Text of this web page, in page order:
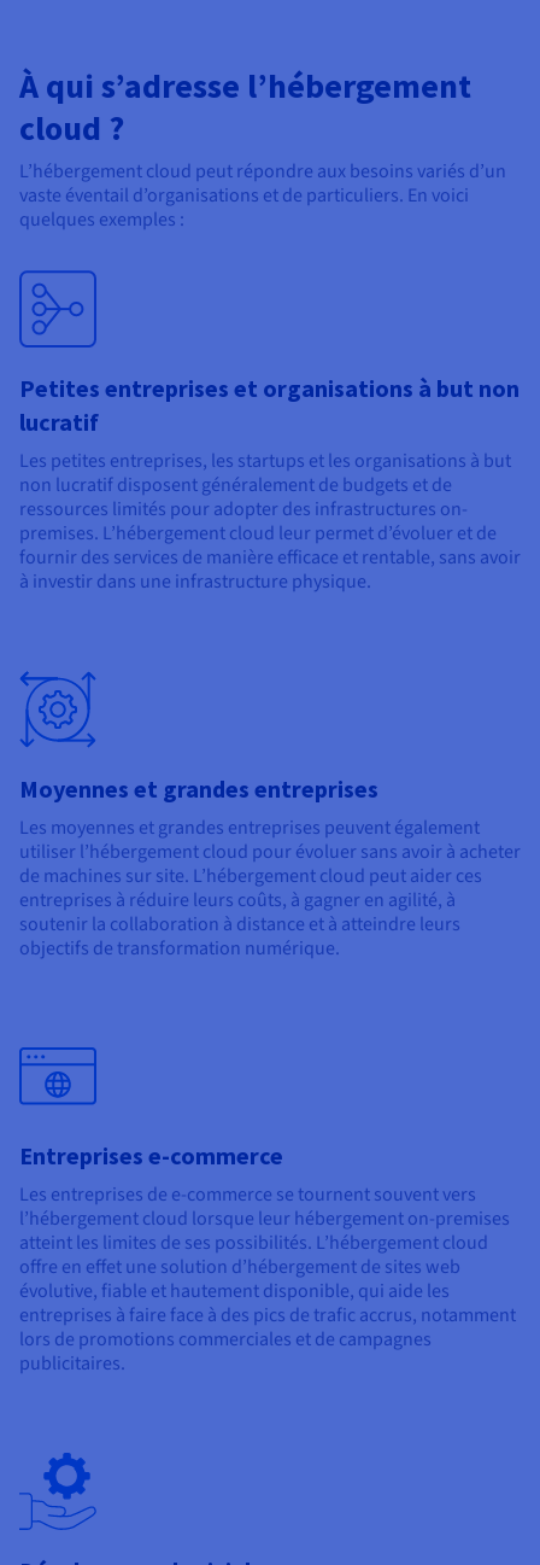
À qui s’adresse l’hébergement
cloud ?
L’hébergement cloud peut répondre aux besoins variés d’un
vaste éventail d’organisations et de particuliers. En voici
quelques exemples :
Petites entreprises et organisations à but non
lucratif
Les petites entreprises, les startups et les organisations à but
non lucratif disposent généralement de budgets et de
ressources limités pour adopter des infrastructures on-
premises. L’hébergement cloud leur permet d’évoluer et de
fournir des services de manière efficace et rentable, sans avoir
à investir dans une infrastructure physique.
Moyennes et grandes entreprises
Les moyennes et grandes entreprises peuvent également
utiliser l’hébergement cloud pour évoluer sans avoir à acheter
de machines sur site. L’hébergement cloud peut aider ces
entreprises à réduire leurs coûts, à gagner en agilité, à
soutenir la collaboration à distance et à atteindre leurs
objectifs de transformation numérique.
Entreprises e-commerce
Les entreprises de e-commerce se tournent souvent vers
l’hébergement cloud lorsque leur hébergement on-premises
atteint les limites de ses possibilités. L’hébergement cloud
offre en effet une solution d’hébergement de sites web
évolutive, fiable et hautement disponible, qui aide les
entreprises à faire face à des pics de trafic accrus, notamment
lors de promotions commerciales et de campagnes
publicitaires.